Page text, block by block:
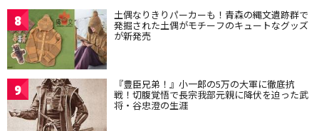
8 土偶なりきりパーカーも！青森の縄文遺跡群で
発掘された土偶がモチーフのキュートなグッズ
が新発売
9 『豊臣兄弟！』小一郎の5万の大軍に徹底抗
戦！切腹覚悟で長宗我部元親に降伏を迫った武
将・谷忠澄の生涯